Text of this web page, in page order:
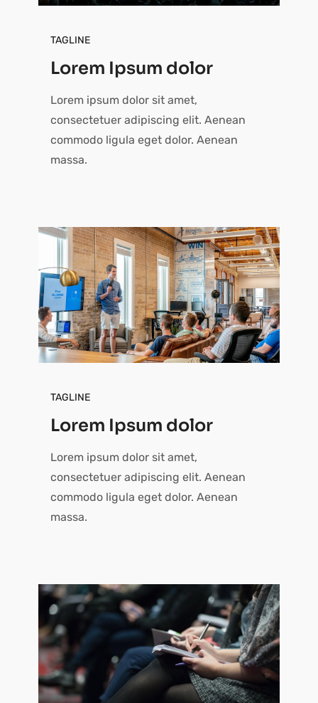
TAGLINE
Lorem Ipsum dolor
Lorem ipsum dolor sit amet,
consectetuer adipiscing elit. Aenean
commodo ligula eget dolor. Aenean
massa.
TAGLINE
Lorem Ipsum dolor
Lorem ipsum dolor sit amet,
consectetuer adipiscing elit. Aenean
commodo ligula eget dolor. Aenean
massa.